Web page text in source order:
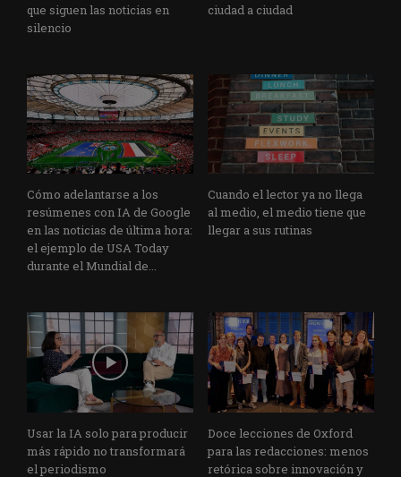
que siguen las noticias en
silencio
ciudad a ciudad
Cómo adelantarse a los
resúmenes con IA de Google
en las noticias de última hora:
el ejemplo de USA Today
durante el Mundial de...
Cuando el lector ya no llega
al medio, el medio tiene que
llegar a sus rutinas
Usar la IA solo para producir
más rápido no transformará
el periodismo
Doce lecciones de Oxford
para las redacciones: menos
retórica sobre innovación y